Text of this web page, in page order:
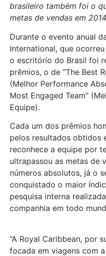
brasileiro também foi o
metas de vendas em 2014
Durante o evento anual
International, que
o escritório do Brasil foi
prêmios, o de “The Best
(Melhor Performance
Most Engaged Team”
Equipe).
Cada um dos prêmios
pelos resultados obtidos
reconhece a equipe por
ultrapassou as metas de
números absolutos, já o
conquistado o maior
pesquisa interna
companhia em todo
“A Royal Caribbean, por
focada em viagens com